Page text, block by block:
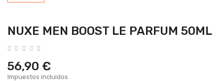
NUXE MEN BOOST LE PARFUM 50ML
56,90 €
Impuestos incluidos